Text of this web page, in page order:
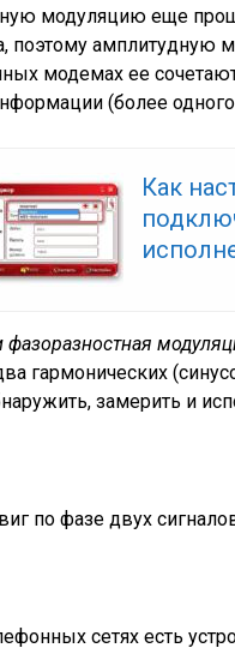
модуляцию еще
поэтому амплитудную
модемах ее
(более
Как
фазоразностная
гармонических
замерить и
по фазе двух
сетях есть